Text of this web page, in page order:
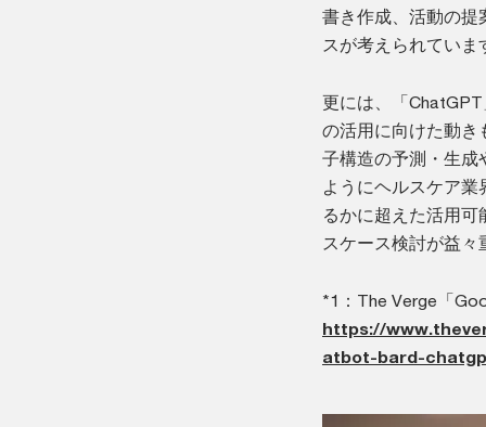
書き作成、活動の提
スが考えられていま
更には、「
の活用に向けた動き
子構造の予測・生成
ようにヘルスケア
るかに超えた活用
スケース検討が益
*1：The Verge「
https://
atbot-bard-